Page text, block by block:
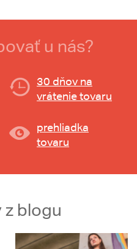
u nás?
30 dňov na
vrátenie tovaru
prehliadka
tovaru
z blogu